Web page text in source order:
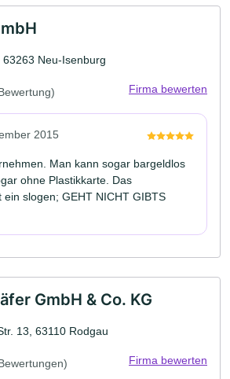
Neu-Isenburg
Firma bewerten
2015
Man kann sogar bargeldlos
ohne Plastikkarte. Das
ein slogen; GEHT NICHT GIBTS
GmbH & Co. KG
13, 63110 Rodgau
Firma bewerten